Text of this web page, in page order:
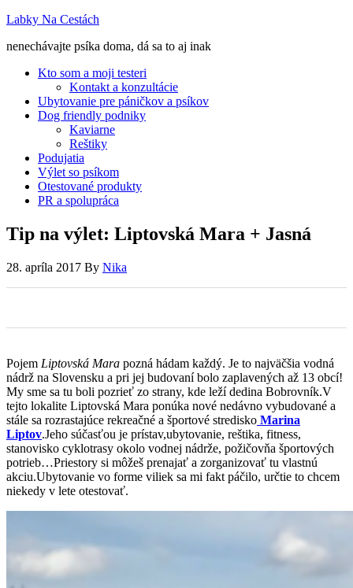
Labky Na Cestách
nenechávajte psíka doma, dá sa to aj inak
Kto som a moji testeri
Kontakt a konzultácie
Ubytovanie pre páničkov a psíkov
Dog friendly podniky
Kaviarne
Reštiky
Podujatia
Výlet so psíkom
Otestované produkty
PR a spolupráca
Tip na výlet: Liptovská Mara + Jasná
28. apríla 2017 By Nika
Pojem Liptovská Mara pozná hádam každý. Je to najväčšia vodná
nádrž na Slovensku a pri jej budovaní bolo zaplavených až 13 obcí!
My sme sa tu boli pozrieť zo strany, kde leží dedina Bobrovník.V
tejto lokalite Liptovská Mara ponúka nové nedávno vybudované a
stále sa rozrastajúce rekreačné a športové stredisko Marina
Liptov.Jeho súčasťou je prístav,ubytovanie, reštika, fitness,
stanovisko cyklotrasy okolo vodnej nádrže, požičovňa športových
potrieb…Priestory si môžeš prenajať a zorganizovať tu vlastnú
akciu.Ubytovanie vo forme viliek sa mi fakt páčilo, určtie to chcem
niekedy v lete otestovať.